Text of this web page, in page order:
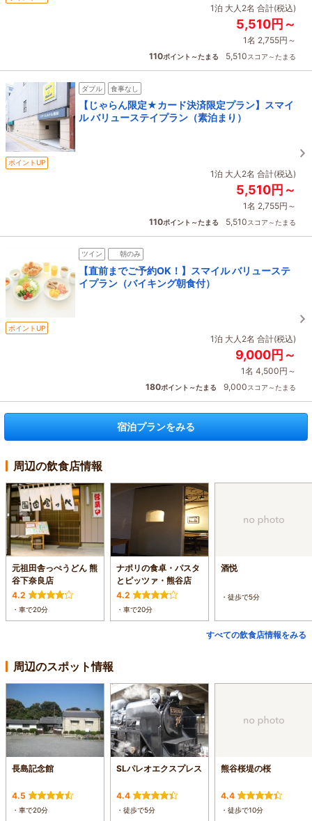
1泊 大人2名 合計(税込)
5,510円～
1名 2,755円～
110ポイント～たまる 5,510スコア～たまる
ダブル 食事なし
【じゃらん限定★カード決済限定プラン】スマイ
ル バリューステイプラン（素泊まり）
ポイントUP
1泊 大人2名 合計(税込)
5,510円～
1名 2,755円～
110ポイント～たまる 5,510スコア～たまる
ツイン 朝のみ
【直前までご予約OK！】スマイル バリューステ
イプラン（バイキング朝食付）
ポイントUP
1泊 大人2名 合計(税込)
9,000円～
1名 4,500円～
180ポイント～たまる 9,000スコア～たまる
宿泊プランをみる
周辺の飲食店情報
元祖田舎っぺうどん 熊
谷下奈良店
4.2
・車で20分
ナポリの食卓・パスタ
とピッツァ・熊谷店
4.2
・車で20分
酒悦
・徒歩で5分
すべての飲食店情報をみる
周辺のスポット情報
長島記念館
4.5
・車で20分
SLパレオエクスプレス
4.4
・徒歩で5分
熊谷桜堤の桜
4.4
・徒歩で10分